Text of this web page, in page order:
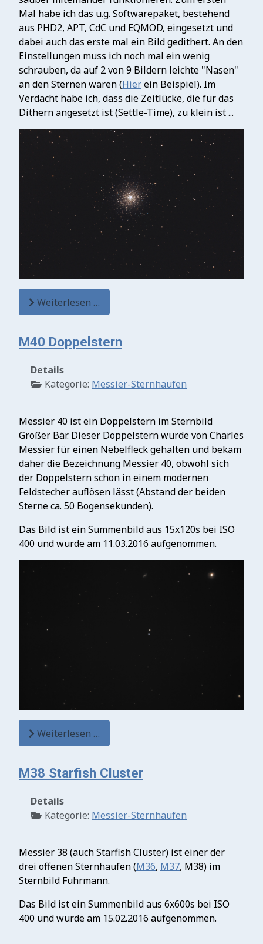
Mal habe ich das u.g. Softwarepaket, bestehend
aus PHD2, APT, CdC und EQMOD, eingesetzt und
dabei auch das erste mal ein Bild gedithert. An den
Einstellungen muss ich noch mal ein wenig
schrauben, da auf 2 von 9 Bildern leichte "Nasen"
an den Sternen waren (Hierein Beispiel). Im
Verdacht habe ich, dass die Zeitlücke, die für das
Dithern angesetzt ist (Settle-Time), zu klein ist ...
Weiterlesen …
M40 Doppelstern
Details
Kategorie: Messier-Sternhaufen
Messier 40 ist ein Doppelstern im Sternbild
Großer Bär. Dieser Doppelstern wurde von Charles
Messier für einen Nebelfleck gehalten und bekam
daher die Bezeichnung Messier 40, obwohl sich
der Doppelstern schon in einem modernen
Feldstecher auflösen lässt (Abstand der beiden
Sterne ca. 50 Bogensekunden).
Das Bild ist ein Summenbild aus 15x120s bei ISO
400 und wurde am 11.03.2016 aufgenommen.
Weiterlesen …
M38 Starfish Cluster
Details
Kategorie: Messier-Sternhaufen
Messier 38 (auch Starfish Cluster) ist einer der
drei offenen Sternhaufen (M36, M37, M38) im
Sternbild Fuhrmann.
Das Bild ist ein Summenbild aus 6x600s bei ISO
400 und wurde am 15.02.2016 aufgenommen.